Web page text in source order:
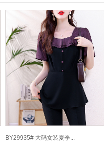
BY29935# 大码女装夏季...